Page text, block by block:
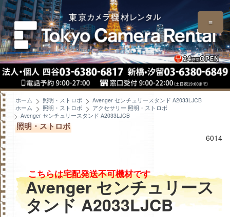
≡
ホーム 照明・ストロボ
Avenger センチュリースタンド A2033LJCB
ホーム
照明・ストロボ
アクセサリー 照明・ストロボ
Avenger センチュリースタンド A2033LJCB
照明・ストロボ
6014
こちらは宅配発送不可機材です
Avenger センチュリース
タンド A2033LJCB